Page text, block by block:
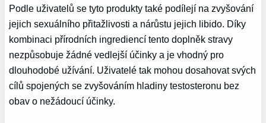
Podle uživatelů se tyto produkty také podílejí na zvyšování
jejich sexuálního přitažlivosti a nárůstu jejich libido. Díky
kombinaci přírodních ingrediencí tento doplněk stravy
nezpůsobuje žádné vedlejší účinky a je vhodný pro
dlouhodobé užívání. Uživatelé tak mohou dosahovat svých
cílů spojených se zvyšováním hladiny testosteronu bez
obav o nežádoucí účinky.